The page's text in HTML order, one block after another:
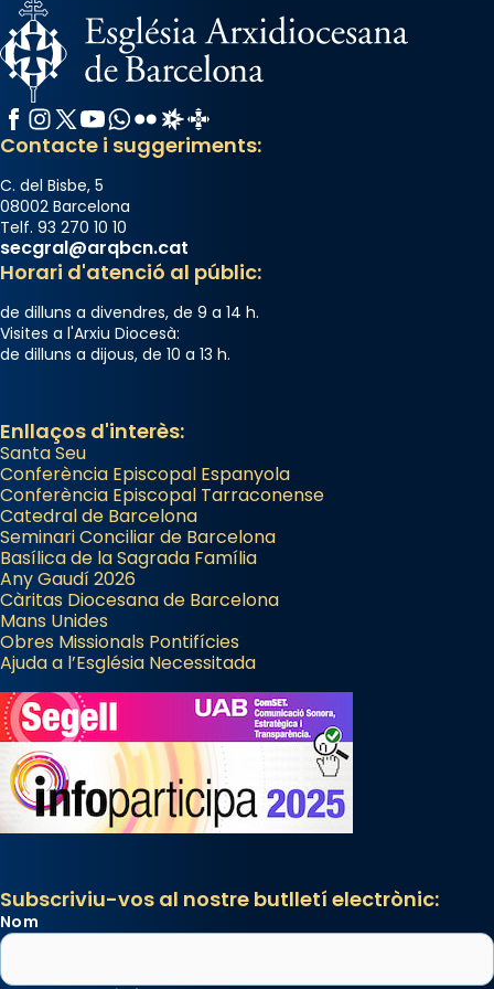
Facebook
Instagram
X / Twitter
YouTube
WhatsApp
FlickrRadio Estel
Catalunya Cristiana
Contacte i suggeriments:
C. del Bisbe, 5
08002 Barcelona
Telf. 93 270 10 10
secgral@arqbcn.cat
Horari d'atenció al públic:
de dilluns a divendres, de 9 a 14 h.
Visites a l'Arxiu Diocesà:
de dilluns a dijous, de 10 a 13 h.
Enllaços d'interès:
Santa Seu
Conferència Episcopal Espanyola
Conferència Episcopal Tarraconense
Catedral de Barcelona
Seminari Conciliar de Barcelona
Basílica de la Sagrada Família
Any Gaudí 2026
Càritas Diocesana de Barcelona
Mans Unides
Obres Missionals Pontifícies
Ajuda a l’Església Necessitada
Subscriviu-vos al nostre butlletí electrònic:
Nom